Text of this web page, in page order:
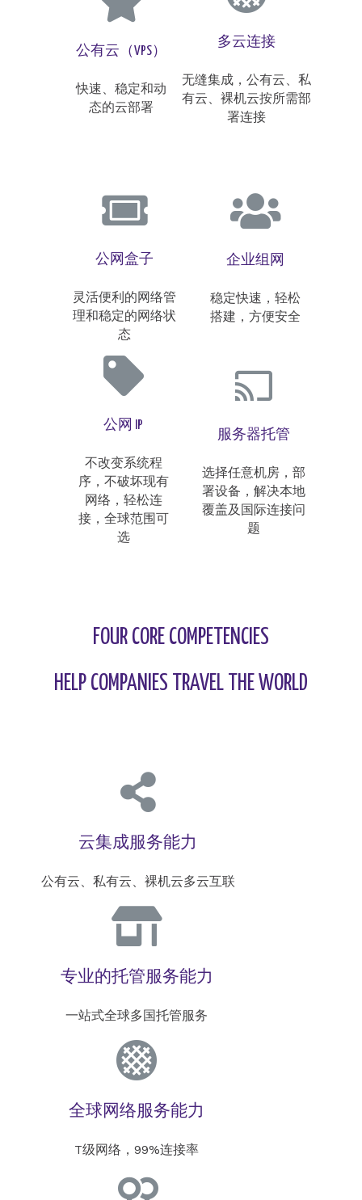
公有云（VPS）
快速、稳定和动
态的云部署
多云连接
无缝集成，公有云、私
有云、裸机云按所需部
署连接
公网盒子
灵活便利的网络管
理和稳定的网络状
态
企业组网
稳定快速，轻松
搭建，方便安全
公网 IP
不改变系统程
序，不破坏现有
网络，轻松连
接，全球范围可
选
服务器托管
选择任意机房，部
署设备，解决本地
覆盖及国际连接问
题
FOUR CORE COMPETENCIES
HELP COMPANIES TRAVEL THE WORLD
云集成服务能力
公有云、私有云、裸机云多云互联
专业的托管服务能力
一站式全球多国托管服务
全球网络服务能力
T级网络，99%连接率